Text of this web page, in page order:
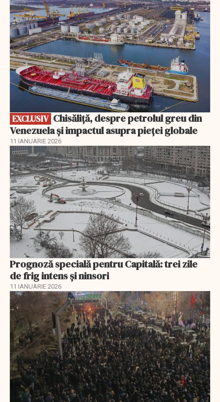
EXCLUSIV
Venezuela și impactul asupra pieței globale
11 IANUARIE 2026
Prognoză specială pentru Capitală: trei zile
de frig intens și ninsori
11 IANUARIE 2026